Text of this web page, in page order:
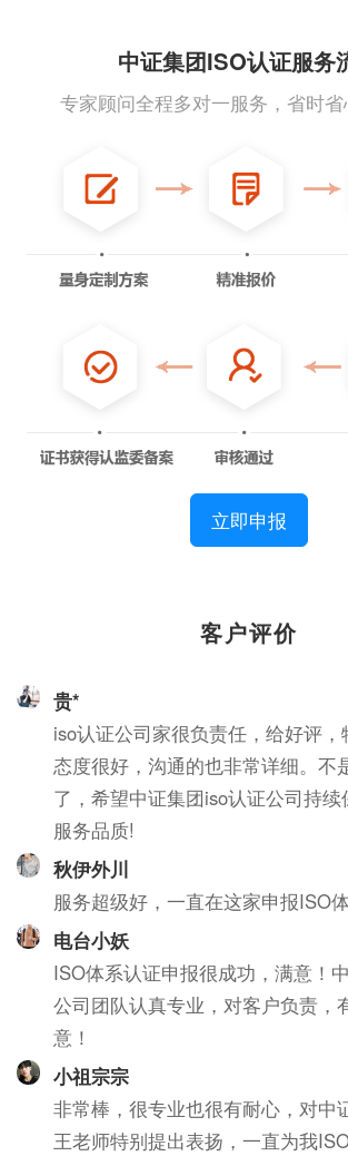
中证集团ISO认证服务
专家顾问全程多对一服务，省时
立即申报
客户评价
贵*
iso认证公司家很负责任，给好评
态度很好，沟通的也非常详细。不
了，希望中证集团iso认证公司持
服务品质!
秋伊外川
服务超级好，一直在这家申报ISO
电台小妖
ISO体系认证申报很成功，满意！
公司团队认真专业，对客户负责，
意！
小祖宗宗
非常棒，很专业也很有耐心，对中
王老师特别提出表扬，一直为我